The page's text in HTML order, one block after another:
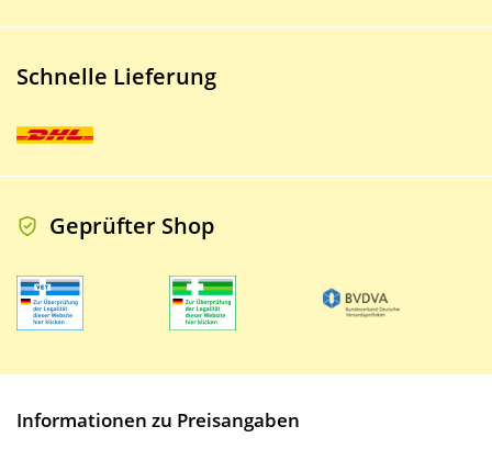
Schnelle Lieferung
Geprüfter Shop
Informationen zu Preisangaben